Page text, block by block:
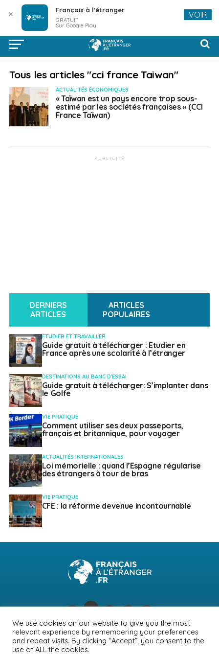
Tous les articles "cci france Taiwan"
ACTUALITÉS ÉCONOMIQUES
« Taïwan est un pays encore trop sous-
estimé par les sociétés françaises » (CCI
France Taïwan)
PUBLICITÉ
DERNIERS
ARTICLES
ARTICLES
POPULAIRES
ETUDIER ET TRAVAILLER
Guide gratuit à télécharger : Etudier en
France après une scolarité à l’étranger
DESTINATIONS AU BANC D'ESSAI
Guide gratuit à télécharger: S’implanter dans
le Golfe
VIE PRATIQUE
Comment utiliser ses deux passeports,
français et britannique, pour voyager
ACTUALITÉS INTERNATIONALES
Loi mémorielle : quand l’Espagne régularise
des étrangers à tour de bras
VIE PRATIQUE
CFE : la réforme devenue incontournable
NEWSLETTER PUBLICITÉ CONTACTS
MENTIONS LÉGALES
POLITIQUE DE CONFIDENTIALITÉ
We use cookies on our website to give you the most
relevant experience by remembering your preferences
and repeat visits. By clicking “Accept”, you consent to the
use of ALL the cookies.
✕ Français à l'étranger
GRATUIT
Sur Google Play
VOIR